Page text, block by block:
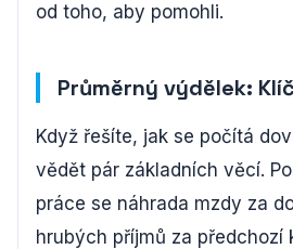
od toho, aby pomohli.
Průměrný výdělek:
Když řešíte, jak se počítá
vědět pár základních věcí.
práce se náhrada mzdy za
hrubých příjmů za předchozí